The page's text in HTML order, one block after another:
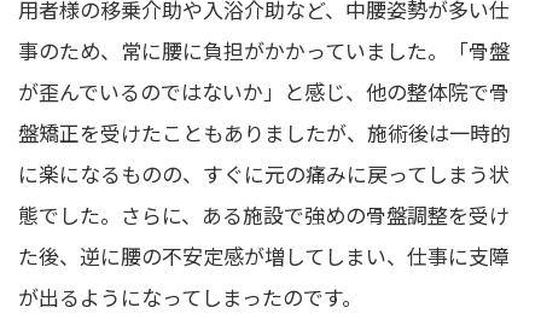
用者様の移乗介助や入浴介助など、中腰姿勢が多い仕
事のため、常に腰に負担がかかっていました。「骨盤
が歪んでいるのではないか」と感じ、他の整体院で骨
盤矯正を受けたこともありましたが、施術後は一時的
に楽になるものの、すぐに元の痛みに戻ってしまう状
態でした。さらに、ある施設で強めの骨盤調整を受け
た後、逆に腰の不安定感が増してしまい、仕事に支障
が出るようになってしまったのです。